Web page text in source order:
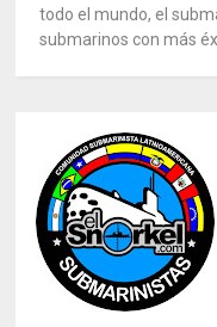
todo el mundo, el
submarinos con más